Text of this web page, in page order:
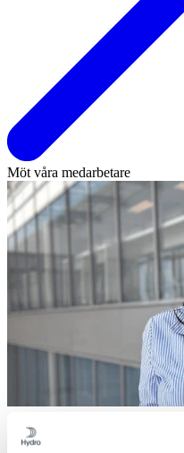
Möt våra medarbetare
Möt Camila: Ett